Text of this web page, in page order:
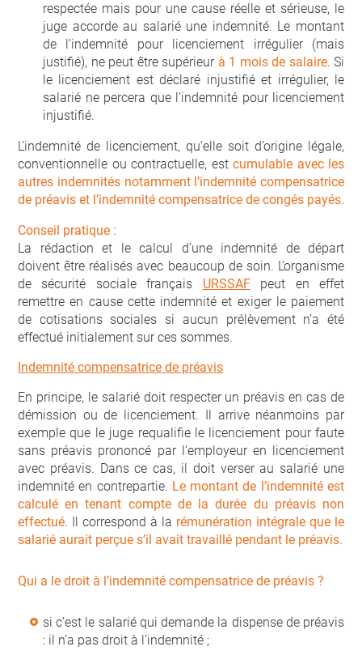
respectée mais pour une cause réelle et sérieuse, le
juge accorde au salarié une indemnité. Le montant
de l’indemnité pour licenciement irrégulier (mais
justifié), ne peut être supérieur à 1 mois de salaire. Si
le licenciement est déclaré injustifié et irrégulier, le
salarié ne percera que l’indemnité pour licenciement
injustifié.
L’indemnité de licenciement, qu’elle soit d’origine légale,
conventionnelle ou contractuelle, est cumulable avec les
autres indemnités notamment l’indemnité compensatrice
de préavis et l’indemnité compensatrice de congés payés.
Conseil pratique :
La rédaction et le calcul d’une indemnité de départ
doivent être réalisés avec beaucoup de soin. L’organisme
de sécurité sociale français URSSAFpeut en effet
remettre en cause cette indemnité et exiger le paiement
de cotisations sociales si aucun prélèvement n’a été
effectué initialement sur ces sommes.
Indemnité compensatrice de préavis
En principe, le salarié doit respecter un préavis en cas de
démission ou de licenciement. Il arrive néanmoins par
exemple que le juge requalifie le licenciement pour faute
sans préavis prononcé par l’employeur en licenciement
avec préavis. Dans ce cas, il doit verser au salarié une
indemnité en contrepartie. Le montant de l’indemnité est
calculé en tenant compte de la durée du préavis non
effectué. Il correspond à la rémunération intégrale que le
salarié aurait perçue s’il avait travaillé pendant le préavis.
Qui a le droit à l’indemnité compensatrice de préavis ?
si c’est le salarié qui demande la dispense de préavis
: il n’a pas droit à l’indemnité ;